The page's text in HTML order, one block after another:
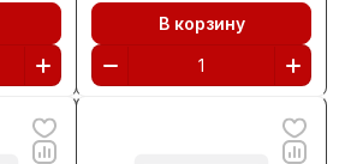
В корзину